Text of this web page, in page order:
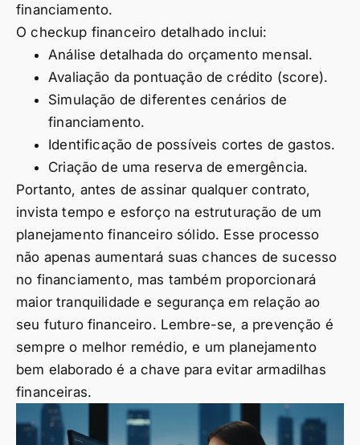
financiamento.
O checkup financeiro detalhado inclui:
Análise detalhada do orçamento mensal.
Avaliação da pontuação de crédito (score).
Simulação de diferentes cenários de
financiamento.
Identificação de possíveis cortes de gastos.
Criação de uma reserva de emergência.
Portanto, antes de assinar qualquer contrato,
invista tempo e esforço na estruturação de um
planejamento financeiro sólido. Esse processo
não apenas aumentará suas chances de sucesso
no financiamento, mas também proporcionará
maior tranquilidade e segurança em relação ao
seu futuro financeiro. Lembre-se, a prevenção é
sempre o melhor remédio, e um planejamento
bem elaborado é a chave para evitar armadilhas
financeiras.